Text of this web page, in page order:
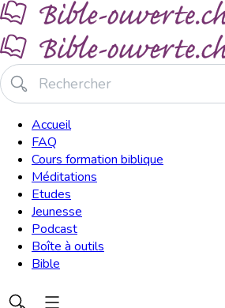
Accueil
FAQ
Cours formation biblique
Méditations
Etudes
Jeunesse
Podcast
Boîte à outils
Bible